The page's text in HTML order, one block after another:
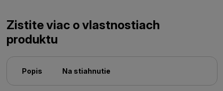
Zistite viac o vlastnostiach
produktu
Popis Na stiahnutie